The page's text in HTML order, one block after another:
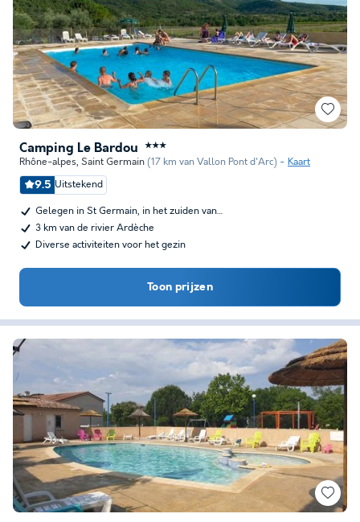
Camping Le Bardou ★★★
Rhône-alpes, Saint Germain (17 km van Vallon Pont d'Arc) Kaart
9.5 Uitstekend
Gelegen in St Germain, in het zuiden van…
3 km van de rivier Ardèche
Diverse activiteiten voor het gezin
Toon prijzen